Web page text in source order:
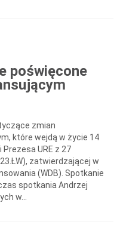
poświęcone
zmian
które wejdą w życie 14
URE z 27
zatwierdzającej w
(WDB). Spotkanie
spotkania Andrzej
w...